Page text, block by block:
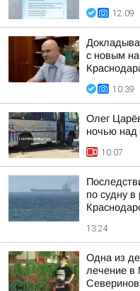
12:09
с новым
10:39
Олег
ночью над
10:07
по судну
13:24
Одна из
лечение в